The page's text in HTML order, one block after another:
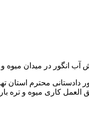
آب انگور در میدان
دادستانی محترم
کاری میوه و تره بار)